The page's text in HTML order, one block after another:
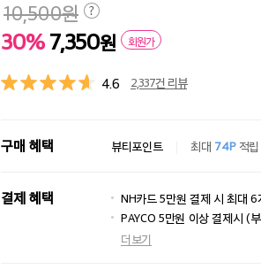
30% 7,350원 회원가
10,500원
4.6 2,337건 리뷰
구매 혜택 뷰티포인트 최대 74P적립
결제 혜택
NH카드 5만원 결제 시 최대 6
PAYCO 5만원 이상 결제시 (
더보기